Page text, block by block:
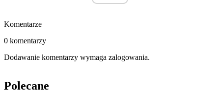
Komentarze
0 komentarzy
Dodawanie komentarzy wymaga zalogowania.
Polecane